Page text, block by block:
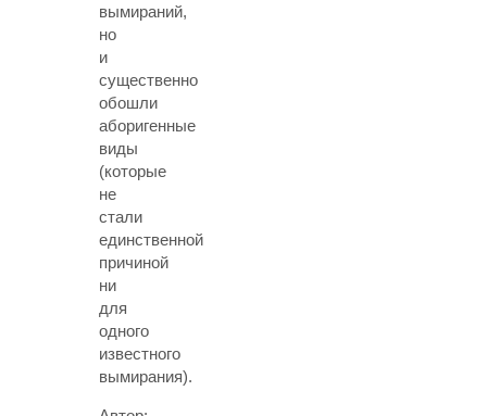
вымираний,
но
и
существенно
обошли
аборигенные
виды
(которые
не
стали
единственной
причиной
ни
для
одного
известного
вымирания).